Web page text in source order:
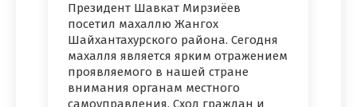
Президент Шавкат Мирзиёев
посетил махаллю Жангох
Шайхантахурского района. Сегодня
махалля является ярким отражением
проявляемого в нашей стране
внимания органам местного
самоуправления. Сход граждан и